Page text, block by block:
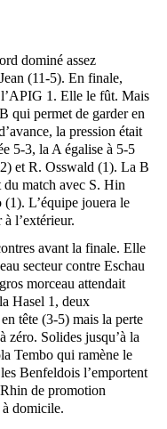
dominé assez
(11-5). En finale,
l’APIG 1. Elle le fût. Mais
qui permet de garder en
la pression était
5-3, la A égalise à 5-5
et R. Osswald (1). La B
du match avec S. Hin
L’équipe jouera le
l’extérieur.
avant la finale. Elle
secteur contre Eschau
morceau attendait
Hasel 1, deux
tête (3-5) mais la perte
zéro. Solides jusqu’à la
Tembo qui ramène le
Benfeldois l’emportent
de promotion
domicile.